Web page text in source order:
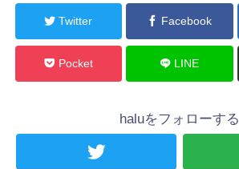
Twitter Facebook
Pocket LINE
haluをフォローする